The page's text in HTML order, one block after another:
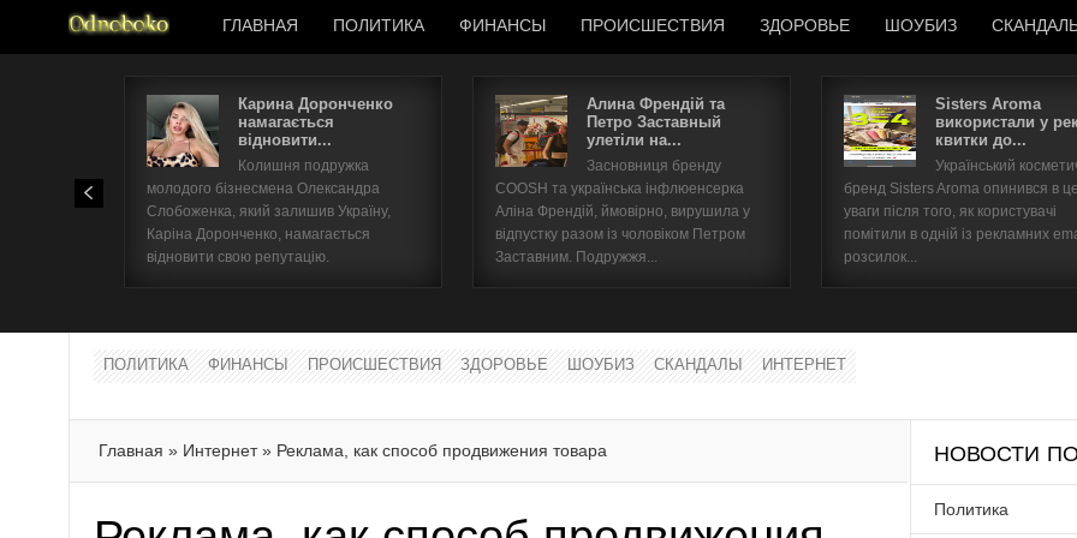
ГЛАВНАЯ ПОЛИТИКА ФИНАНСЫ ПРОИСШЕСТВИЯ ЗДОРОВЬЕ ШОУБИЗ
Карина Доронченко
намагається
відновити...
Колишня подружка
молодого бізнесмена Олександра
Слобоженка, який залишив Україну,
Каріна Доронченко, намагається
відновити свою репутацію.
Алина Френдій та
Петро Заставный
улетіли на...
Засновниця бренду
COOSH та українська інфлюенсерка
Аліна Френдій, ймовірно, вирушила у
відпустку разом із чоловіком Петром
Заставним. Подружжя...
Sisters Aroma
використали у
квитки до...
Український
бренд Sisters Aroma опинився в
уваги після того, як користувачі
помітили в одній із рекламних
розсилок...
ПОЛИТИКА ФИНАНСЫ ПРОИСШЕСТВИЯ ЗДОРОВЬЕ ШОУБИЗ СКАНДАЛЫ ИНТЕРНЕТ
Главная » Интернет» Реклама, как способ продвижения товара НОВОСТИ
Политика
Имя пользователя
Забыли имя пользователя?